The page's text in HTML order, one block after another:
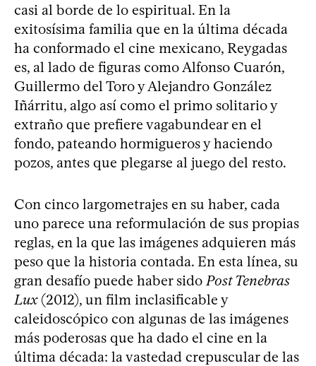
casi al borde de lo espiritual. En la
exitosísima familia que en la última década
ha conformado el cine mexicano, Reygadas
es, al lado de figuras como Alfonso Cuarón,
Guillermo del Toro y Alejandro González
Iñárritu, algo así como el primo solitario y
extraño que prefiere vagabundear en el
fondo, pateando hormigueros y haciendo
pozos, antes que plegarse al juego del resto.
Con cinco largometrajes en su haber, cada
uno parece una reformulación de sus propias
reglas, en la que las imágenes adquieren más
peso que la historia contada. En esta línea, su
gran desafío puede haber sido Post Tenebras
Lux(2012), un film inclasificable y
caleidoscópico con algunas de las imágenes
más poderosas que ha dado el cine en la
última década: la vastedad crepuscular de las